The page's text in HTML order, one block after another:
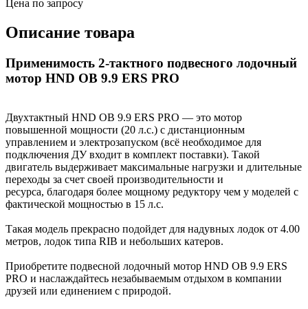
Цена по запросу
Описание товара
Применимость 2-тактного подвесного лодочный
мотор HND OB 9.9 ERS PRO
Двухтактный HND OB 9.9 ERS PRO — это мотор
повышенной мощности (20 л.с.) с дистанционным
управлением и электрозапуском (всё необходимое для
подключения ДУ входит в комплект поставки). Такой
двигатель выдерживает максимальные нагрузки и длительные
переходы за счет своей производительности и
ресурса, благодаря более мощному редуктору чем у моделей с
фактической мощностью в 15 л.с.
Такая модель прекрасно подойдет для надувных лодок от 4.00
метров, лодок типа RIB и небольших катеров.
Приобретите подвесной лодочный мотор HND OB 9.9 ERS
PRO и наслаждайтесь незабываемым отдыхом в компании
друзей или единением с природой.